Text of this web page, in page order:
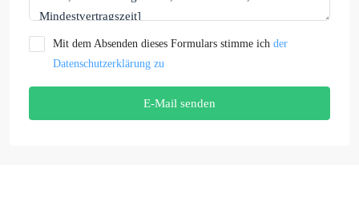
Mit dem Absenden dieses Formulars stimme ich der
Datenschutzerklärung zu
E-Mail senden